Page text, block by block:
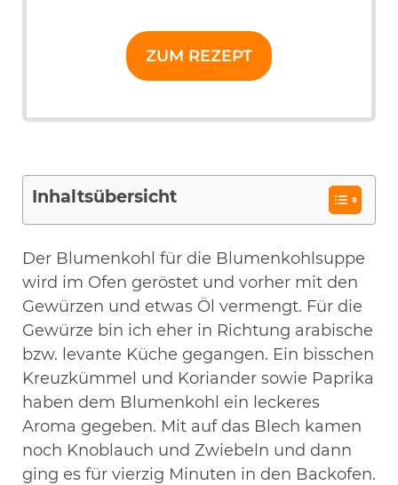
ZUM REZEPT
Inhaltsübersicht
Der Blumenkohl für die Blumenkohlsuppe
wird im Ofen geröstet und vorher mit den
Gewürzen und etwas Öl vermengt. Für die
Gewürze bin ich eher in Richtung arabische
bzw. levante Küche gegangen. Ein bisschen
Kreuzkümmel und Koriander sowie Paprika
haben dem Blumenkohl ein leckeres
Aroma gegeben. Mit auf das Blech kamen
noch Knoblauch und Zwiebeln und dann
ging es für vierzig Minuten in den Backofen.